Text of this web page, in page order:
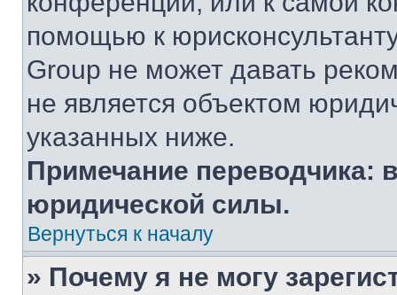
помощью к
Group не может давать
не является объектом
указанных ниже.
Примечание переводчика:
юридической силы.
Вернуться к началу
» Почему я не могу